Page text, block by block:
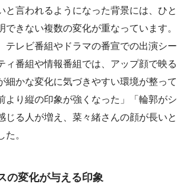
と言われるようになった背景には、ひと
できない複数の変化が重なっています。
テレビ番組やドラマの番宣での出演シー
ィ番組や情報番組では、アップ顔で映る
細かな変化に気づきやすい環境が整って
より縦の印象が強くなった」「輪郭がシ
じる人が増え、菜々緒さんの顔が長いと
。
の変化が与える印象